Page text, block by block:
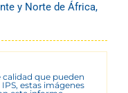
y Norte de África,
que pueden
estas imágenes